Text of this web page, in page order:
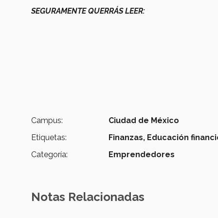
SEGURAMENTE QUERRÁS LEER:
Campus:
Ciudad de México
Etiquetas:
Finanzas, Educación
Categoría:
Emprendedores
Notas Relacionadas